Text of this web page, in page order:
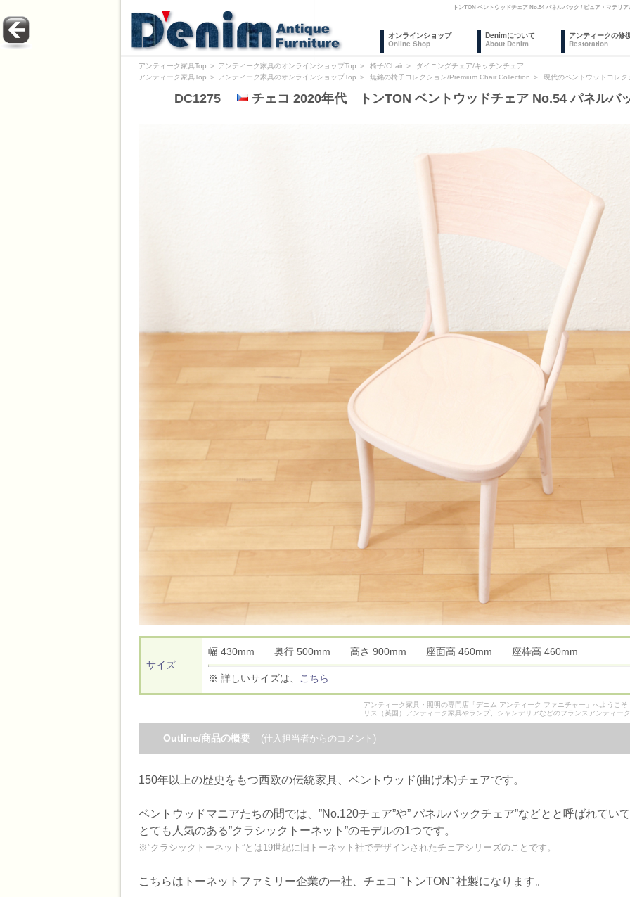
トンTON ベントウッドチェア No.54 パネルバック / ピュア・マテ
オンラインショップ
Online Shop
Denimについて
About Denim
アンティークの修
Restoration
アンティーク家具Top ＞ アンティーク家具のオンラインショップTop ＞ 椅子/Chair ＞
ダイニングチェア/キッチンチェア
アンティーク家具Top ＞ アンティーク家具のオンラインショップTop ＞ 無銘の椅子コレクション/Premium Chair Collection ＞ 現代のベントウッドコレク
DC1275 チェコ 2020年代 トンTON ベントウッドチェア No.54 パネルバ
サイズ
幅 430mm 奥行 500mm 高さ 900mm 座面高 460mm 座枠高 460mm
※ 詳しいサイズは、 こちら
アンティーク家具・照明の専門店「デニム アンティーク ファニチャー」へようこ
リス（英国）アンティーク家具やランプ、シャンデリアなどのフランスアンティー
Outline/商品の概要 (仕入担当者からのコメント)
150年以上の歴史をもつ西欧の伝統家具、ベントウッド(曲げ木)チェアです。
ベントウッドマニアたちの間では、”No.120チェア”や” パネルバックチェア”などとと呼ばれてい
とても人気のある”クラシックトーネット”のモデルの1つです。
※”クラシックトーネット”とは19世紀に旧トーネット社でデザインされたチェアシリーズのことです。
こちらはトーネットファミリー企業の一社、チェコ ”トンTON” 社製になります。